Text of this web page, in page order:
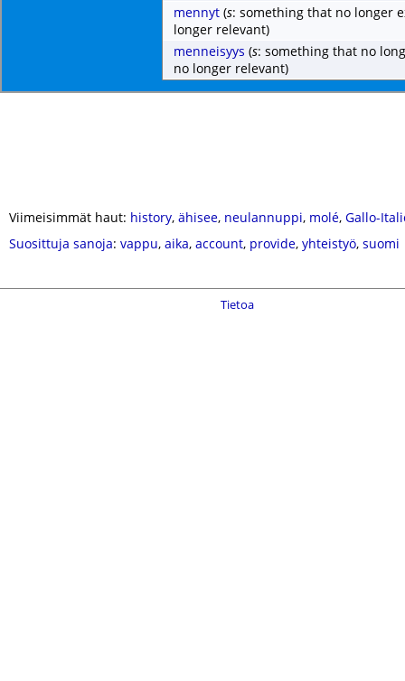
mennyt (s: something that no longer
longer relevant)
menneisyys (s: something that no
no longer relevant)
Viimeisimmät haut: history, ähisee, neulannuppi, molé, Gallo-
Suosittuja sanoja: vappu, aika, account, provide, yhteistyö, suomi
Tietoa